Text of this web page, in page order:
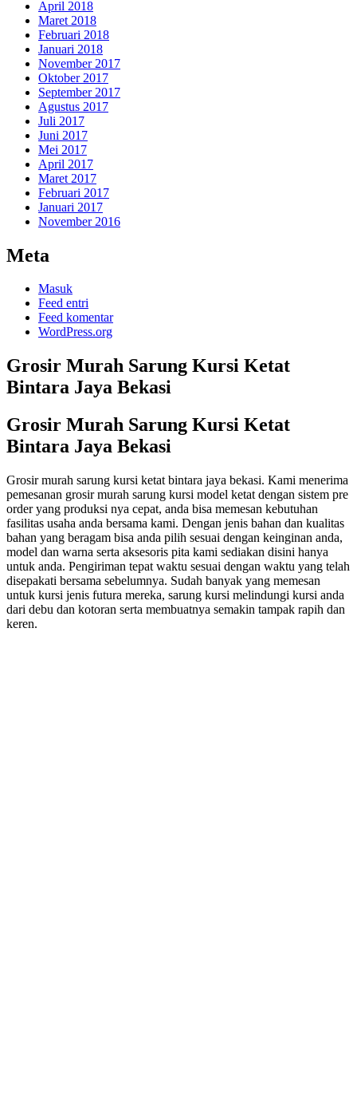
April 2018
Maret 2018
Februari 2018
Januari 2018
November 2017
Oktober 2017
September 2017
Agustus 2017
Juli 2017
Juni 2017
Mei 2017
April 2017
Maret 2017
Februari 2017
Januari 2017
November 2016
Meta
Masuk
Feed entri
Feed komentar
WordPress.org
Grosir Murah Sarung Kursi Ketat
Bintara Jaya Bekasi
Grosir Murah Sarung Kursi Ketat
Bintara Jaya Bekasi
Grosir murah sarung kursi ketat bintara jaya bekasi. Kami menerima
pemesanan grosir murah sarung kursi model ketat dengan sistem pre
order yang produksi nya cepat, anda bisa memesan kebutuhan
fasilitas usaha anda bersama kami. Dengan jenis bahan dan kualitas
bahan yang beragam bisa anda pilih sesuai dengan keinginan anda,
model dan warna serta aksesoris pita kami sediakan disini hanya
untuk anda. Pengiriman tepat waktu sesuai dengan waktu yang telah
disepakati bersama sebelumnya. Sudah banyak yang memesan
untuk kursi jenis futura mereka, sarung kursi melindungi kursi anda
dari debu dan kotoran serta membuatnya semakin tampak rapih dan
keren.